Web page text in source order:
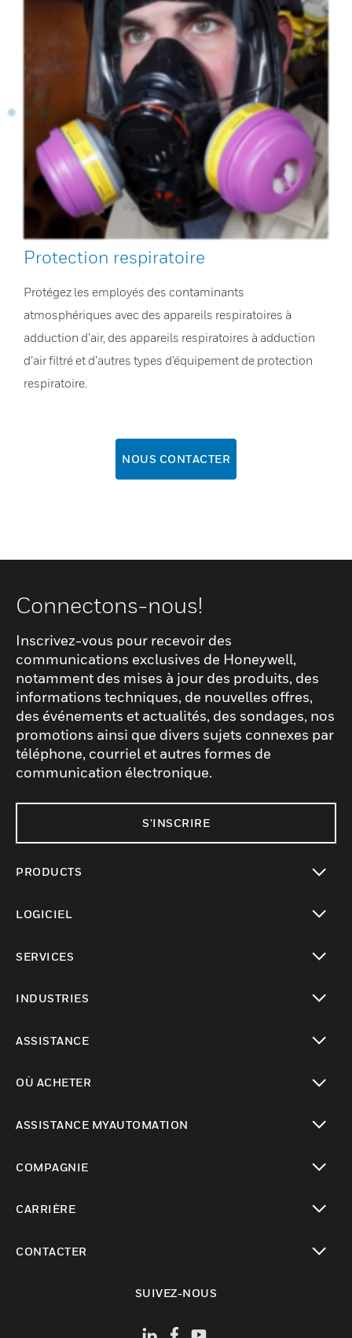
Protection respiratoire
Protégez les employés des contaminants
atmosphériques avec des appareils respiratoires à
adduction d’air, des appareils respiratoires à adduction
d’air filtré et d’autres types d’équipement de protection
respiratoire.
NOUS CONTACTER
Connectons-nous!
Inscrivez-vous pour recevoir des
communications exclusives de Honeywell,
notamment des mises à jour des produits, des
informations techniques, de nouvelles offres,
des événements et actualités, des sondages, nos
promotions ainsi que divers sujets connexes par
téléphone, courriel et autres formes de
communication électronique.
S'INSCRIRE
PRODUCTS
LOGICIEL
SERVICES
INDUSTRIES
ASSISTANCE
OÙ ACHETER
ASSISTANCE MYAUTOMATION
COMPAGNIE
CARRIÈRE
CONTACTER
SUIVEZ-NOUS